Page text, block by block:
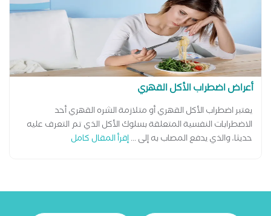
أعراض اضطراب الأكل القهري
يعتبر اضطراب الأكل القهري أو متلازمة الشره القهري أحد
الاضطرابات النفسية المتعلقة بسلوك الأكل الذي تم التعرف عليه
حديثا، والذي يدفع المصاب به إلى ...إقرأ المقال كامل